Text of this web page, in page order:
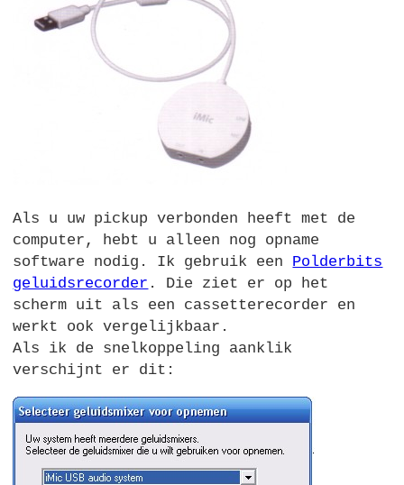
Als u uw pickup verbonden heeft met de
computer, hebt u alleen nog opname
software nodig. Ik gebruik een Polderbits
geluidsrecorder . Die ziet er op het
scherm uit als een cassetterecorder en
werkt ook vergelijkbaar.
Als ik de snelkoppeling aanklik
verschijnt er dit: